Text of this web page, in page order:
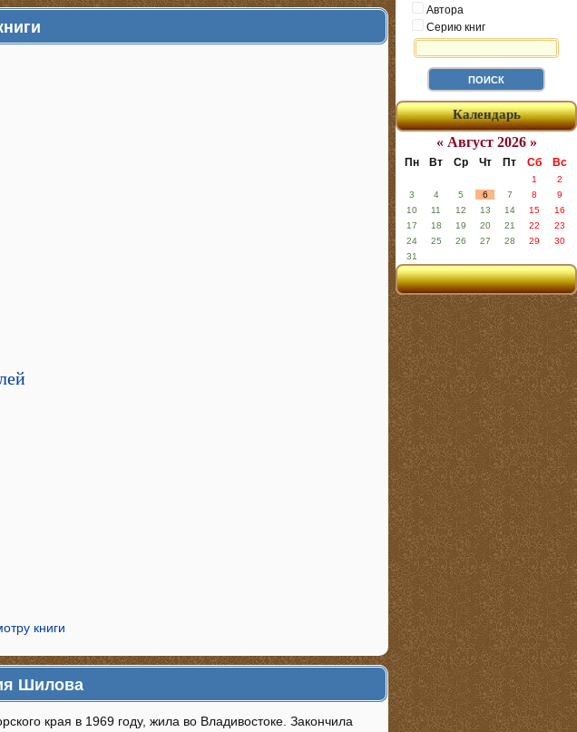
книги
Шилова
края в 1969 году, жила во Владивостоке. Закончила
Автора
Серию книг
Календарь
« Август 2026 »
Пн Вт Ср Чт Пт Сб Вс
1
2
3
4 5 6 7 8
9
10
11 12 13 14 15
16
17
18 19 20 21 22
23
24
25 26 27 28 29
30
31